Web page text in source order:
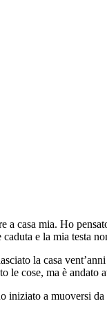
casa mia. Ho
e la mia testa
la casa
le cose, ma è andato
a muoversi